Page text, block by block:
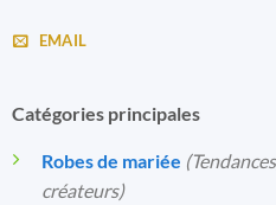
EMAIL
Catégories principales
Robes de mariée
créateurs)